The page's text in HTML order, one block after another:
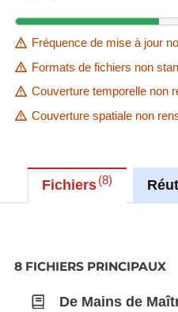
Fréquence de mise à jour
Formats de fichiers non
Couverture temporelle non
Couverture spatiale non
Fichiers 8
8 FICHIERS PRINCIPAUX
De Mains de